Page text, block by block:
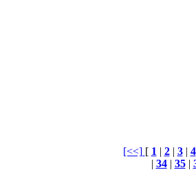
[<<] [ 1 | 2| 3| 4
| 34| 35|